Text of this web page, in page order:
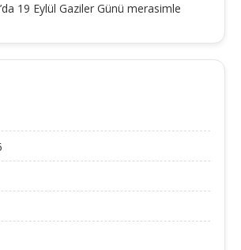
19 Eylül Gaziler Günü merasimle